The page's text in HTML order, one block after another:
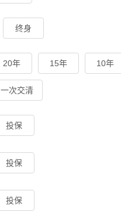
终身
20年 15年 10年
一次交清
投保
投保
投保